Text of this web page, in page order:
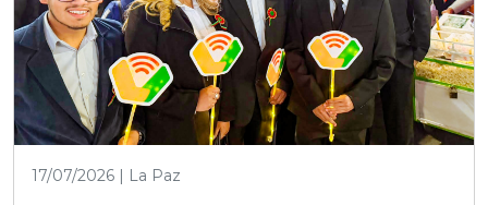
17/07/2026 | La Paz